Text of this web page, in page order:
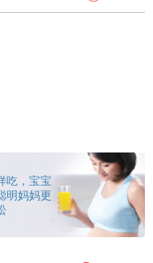
吃，宝宝
明妈妈更